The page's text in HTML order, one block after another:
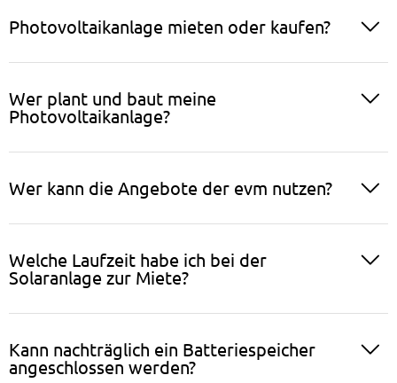
Photovoltaikanlage mieten oder kaufen?
Wer plant und baut meine
Photovoltaikanlage?
Wer kann die Angebote der evm nutzen?
Welche Laufzeit habe ich bei der
Solaranlage zur Miete?
Kann nachträglich ein Batteriespeicher
angeschlossen werden?